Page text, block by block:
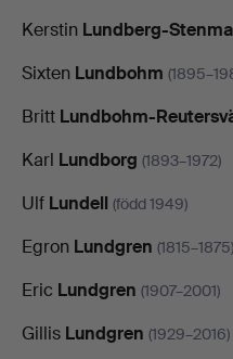
Kerstin Lundberg-
Sixten Lundbohm
Britt Lundbohm-
Karl Lundborg (1893–1972)
Ulf Lundell (född 1949)
Egron Lundgren (1815–1875)
Eric Lundgren (1907–2001)
Gillis Lundgren (1929–2016)